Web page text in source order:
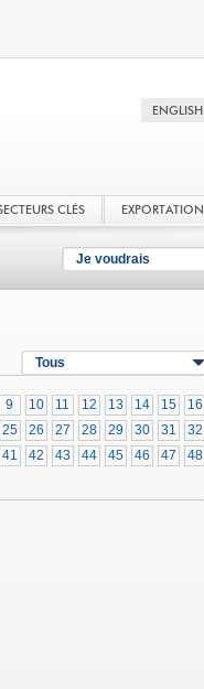
CLÉS EXPORTATION
Je voudrais
Tous
9 10 11 12 13 14 15
16
25 26 27 28 29 30 31
32
41 42 43 44 45 46 47
48